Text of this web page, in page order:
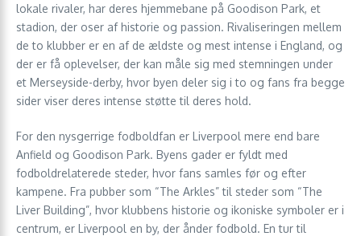
lokale rivaler, har deres hjemmebane på Goodison Park, et
stadion, der oser af historie og passion. Rivaliseringen mellem
de to klubber er en af de ældste og mest intense i England, og
der er få oplevelser, der kan måle sig med stemningen under
et Merseyside-derby, hvor byen deler sig i to og fans fra begge
sider viser deres intense støtte til deres hold.
For den nysgerrige fodboldfan er Liverpool mere end bare
Anfield og Goodison Park. Byens gader er fyldt med
fodboldrelaterede steder, hvor fans samles før og efter
kampene. Fra pubber som “The Arkles” til steder som “The
Liver Building”, hvor klubbens historie og ikoniske symboler er i
centrum, er Liverpool en by, der ånder fodbold. En tur til